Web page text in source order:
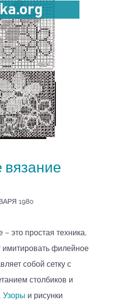
1980
это простая техника,
имитировать филейное
собой сетку с
столбиков и
Узоры и рисунки